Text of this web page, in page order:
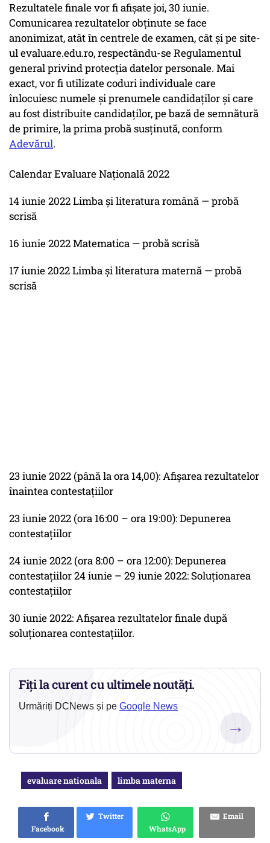
Rezultatele finale vor fi afişate joi, 30 iunie.
Comunicarea rezultatelor obţinute se face
anonimizat, atât în centrele de examen, cât şi pe site-
ul evaluare.edu.ro, respectându-se Regulamentul
general privind protecţia datelor personale. Mai
exact, vor fi utilizate coduri individuale care
înlocuiesc numele şi prenumele candidaţilor şi care
au fost distribuite candidaţilor, pe bază de semnătură
de primire, la prima probă susţinută, conform
Adevărul.
Calendar Evaluare Naţională 2022
14 iunie 2022 Limba şi literatura română — probă
scrisă
16 iunie 2022 Matematica — probă scrisă
17 iunie 2022 Limba şi literatura maternă — probă
scrisă
23 iunie 2022 (până la ora 14,00): Afişarea rezultatelor
înaintea contestaţiilor
23 iunie 2022 (ora 16:00 – ora 19:00): Depunerea
contestaţiilor
24 iunie 2022 (ora 8:00 – ora 12:00): Depunerea
contestaţiilor 24 iunie – 29 iunie 2022: Soluţionarea
contestaţiilor
30 iunie 2022: Afişarea rezultatelor finale după
soluţionarea contestaţiilor.
Fiți la curent cu ultimele noutăți.
Urmăriți DCNews și pe Google News
→
evaluare nationala limba materna
Facebook
Twitter
WhatsApp
Email